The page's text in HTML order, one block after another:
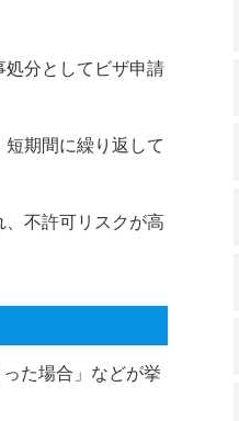
分としてビザ申請
期間に繰り返して
不許可リスクが高
た場合」などが挙